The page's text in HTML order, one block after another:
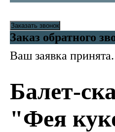
Заказать звонок
Заказ обратного
Ваш заявка
Балет-
"Фея